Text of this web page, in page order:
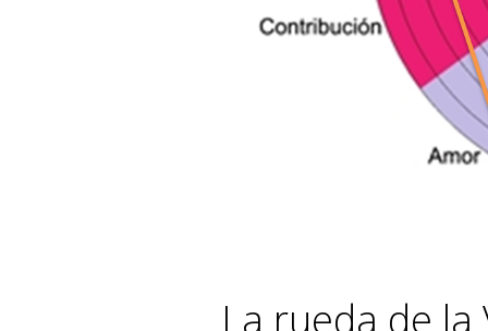
La rueda de la